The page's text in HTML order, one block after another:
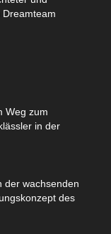
Weg zum
in der
der wachsenden
des